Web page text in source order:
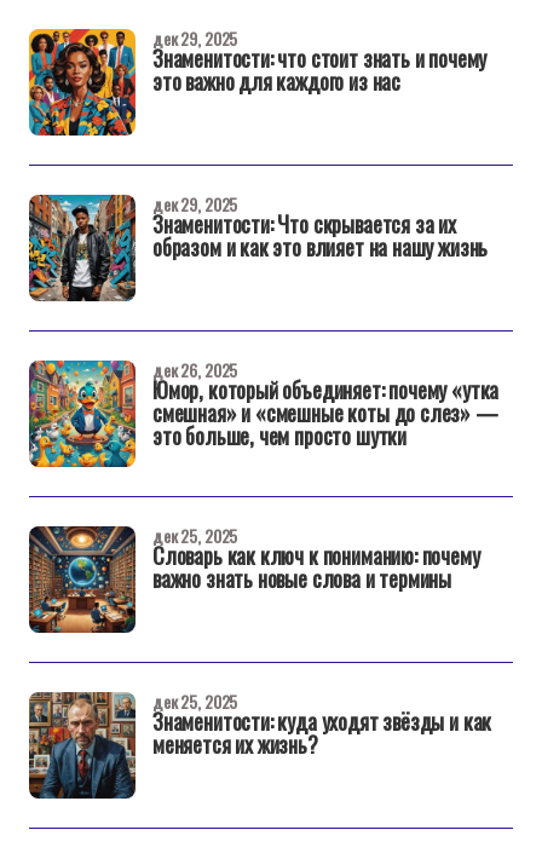
Знаменитости: что стоит знать и почему
это важно для каждого из нас
дек 29, 2025
Знаменитости: Что скрывается за их
образом и как это влияет на нашу жизнь
дек 29, 2025
Юмор, который объединяет: почему «утка
смешная» и «смешные коты до слез» —
это больше, чем просто шутки
дек 26, 2025
Словарь как ключ к пониманию: почему
важно знать новые слова и термины
дек 25, 2025
Знаменитости: куда уходят звёзды и как
меняется их жизнь?
дек 25, 2025